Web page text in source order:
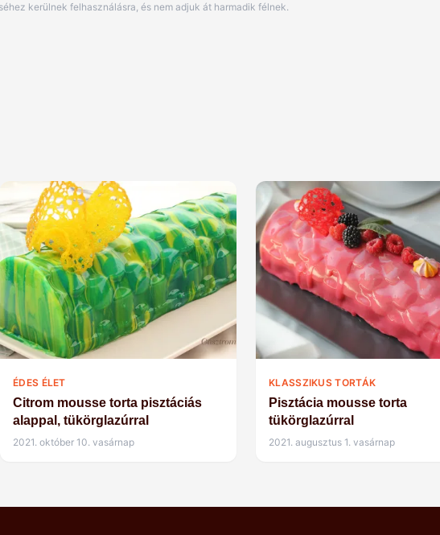
kerülnek felhasználásra, és nem adjuk át harmadik félnek.
ÉDES ÉLET
Citrom mousse torta pisztáciás
alappal, tükörglazúrral
2021. október 10. vasárnap
KLASSZIKUS TORTÁK
Pisztácia mousse torta
tükörglazúrral
2021. augusztus 1. vasárnap